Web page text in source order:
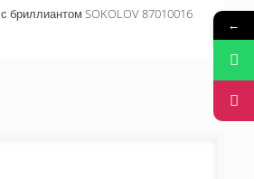
бриллиантом SOKOLOV 87010016
←